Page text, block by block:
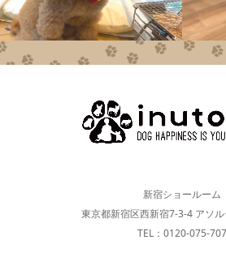
新宿ショールーム
東京都新宿区西新宿7-3-4 アソ
TEL：0120-075-707